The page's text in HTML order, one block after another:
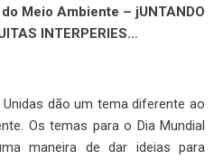
Meio Ambiente – jUNTANDO
INTERPERIES…
dão um tema diferente ao
Os temas para o Dia Mundial
maneira de dar ideias para